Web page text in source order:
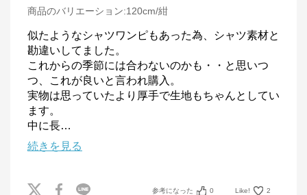
商品のバリエーション:120cm/紺
似たようなシャツワンピもあった為、シャツ素材と
勘違いしてました。
これからの季節には合わないのかも・・と思いつ
つ、これが良いと言われ購入。
実物は思っていたより厚手で生地もちゃんとしてい
ます。
中に長…
続きを見る
参考になった 0 Like! 2